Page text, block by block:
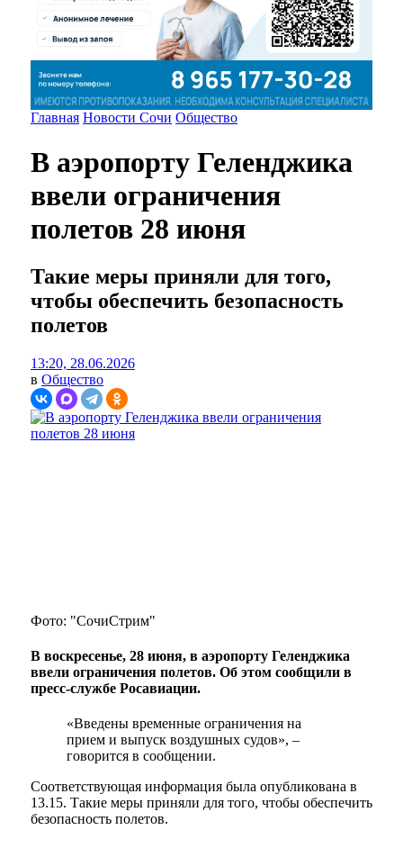
Главная Новости Сочи Общество
В аэропорту Геленджика
ввели ограничения
полетов 28 июня
Такие меры приняли для того,
чтобы обеспечить безопасность
полетов
13:20, 28.06.2026
в Общество
Фото: "СочиСтрим"
В воскресенье, 28 июня, в аэропорту Геленджика
ввели ограничения полетов. Об этом сообщили в
пресс-службе Росавиации.
«Введены временные ограничения на
прием и выпуск воздушных судов», –
говорится в сообщении.
Соответствующая информация была опубликована в
13.15. Такие меры приняли для того, чтобы обеспечить
безопасность полетов.